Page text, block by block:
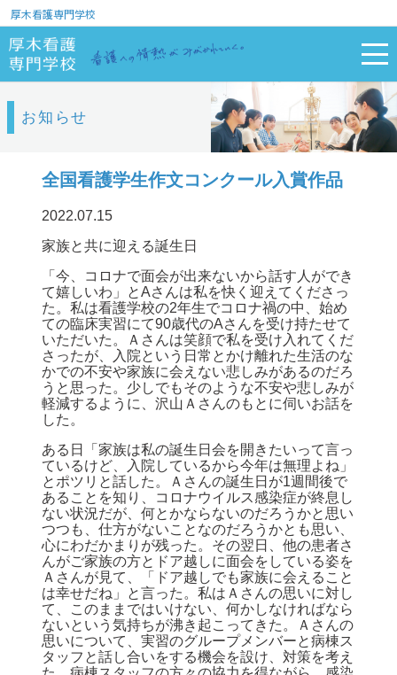
厚木看護専門学校
お知らせ
全国看護学生作文コンクール入賞作品
2022.07.15
家族と共に迎える誕生日
「今、コロナで面会が出来ないから話す人ができ
て嬉しいわ」とAさんは私を快く迎えてくださっ
た。私は看護学校の2年生でコロナ禍の中、始め
ての臨床実習にて90歳代のAさんを受け持たせて
いただいた。Ａさんは笑顔で私を受け入れてくだ
さったが、入院という日常とかけ離れた生活のな
かでの不安や家族に会えない悲しみがあるのだろ
うと思った。少しでもそのような不安や悲しみが
軽減するように、沢山Ａさんのもとに伺いお話を
した。
ある日「家族は私の誕生日会を開きたいって言っ
ているけど、入院しているから今年は無理よね」
とポツリと話した。Ａさんの誕生日が1週間後で
あることを知り、コロナウイルス感染症が終息し
ない状況だが、何とかならないのだろうかと思い
つつも、仕方がないことなのだろうかとも思い、
心にわだかまりが残った。その翌日、他の患者さ
んがご家族の方とドア越しに面会をしている姿を
Ａさんが見て、「ドア越しでも家族に会えること
は幸せだね」と言った。私はＡさんの思いに対し
て、このままではいけない、何かしなければなら
ないという気持ちが沸き起こってきた。Ａさんの
思いについて、実習のグループメンバーと病棟ス
タッフと話し合いをする機会を設け、対策を考え